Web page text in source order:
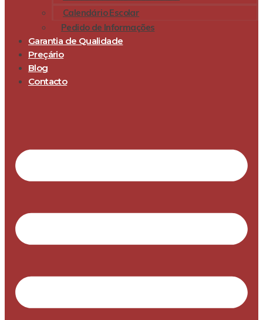
Calendário Escolar
Pedido de Informações
Garantia de Qualidade
Preçário
Blog
Contacto